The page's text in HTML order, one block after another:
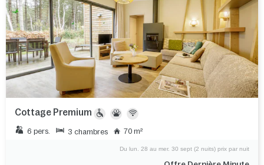
Cottage Premium
6 pers. 3 chambres 70 m²
Du lun. 28 au mer. 30 sept (2 nuits) prix par nuit